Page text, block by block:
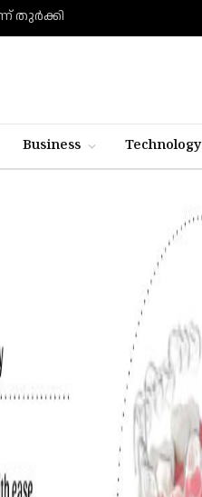
തുര്‍ക്കി
Business Technology